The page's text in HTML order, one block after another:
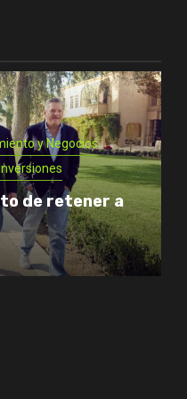
y Negocios
Inversiones
de retener a